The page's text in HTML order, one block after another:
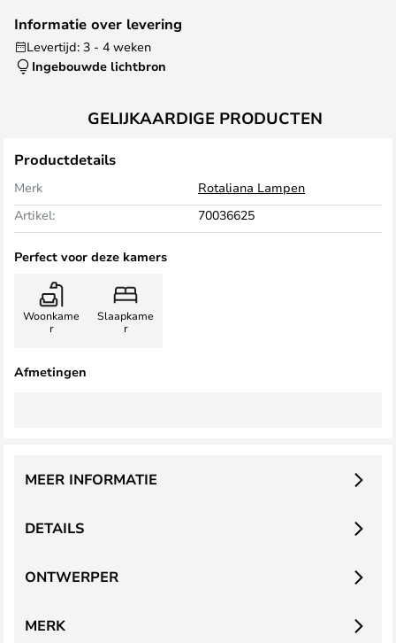
Informatie over levering
Levertijd: 3 - 4 weken
Ingebouwde lichtbron
GELIJKAARDIGE PRODUCTEN
Productdetails
Merk
Rotaliana Lampen
Artikel:
70036625
Perfect voor deze kamers
Woonkame
r
Slaapkame
r
Afmetingen
DETAILS
MEER INFORMATIE
ONTWERPER
MERK